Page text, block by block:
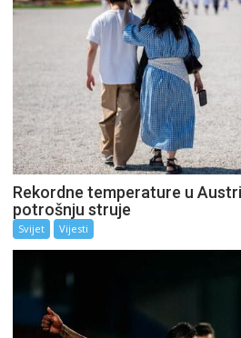
Rekordne temperature u
potrošnju struje
Svijet Vijesti